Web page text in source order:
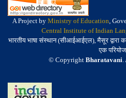
A Project by Ministry of Education,
Central Institute of Indian
भारतीय भाषा संस्थान (सीआईआईएल), मैसूर द्वारा
एक
© Copyright Bharatavani.